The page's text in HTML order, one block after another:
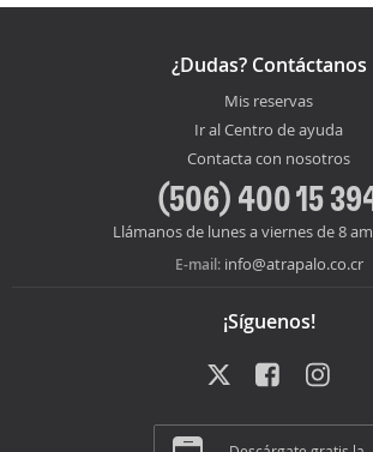
¿Dudas? Contáctanos
Mis reservas
Ir al Centro de ayuda
Contacta con nosotros
(506) 400 15
Llámanos de lunes a viernes de 8
E-mail: info@atrapalo.co.cr
¡Síguenos!